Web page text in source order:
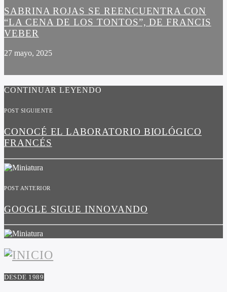
SABRINA ROJAS SE REENCUENTRA CON
“LA CENA DE LOS TONTOS”, DE FRANCIS
VEBER
27 mayo, 2025
CONTINUAR LEYENDO
POST SIGUIENTE
CONOCÉ EL LABORATORIO BIOLÓGICO
FRANCÉS
POST ANTERIOR
GOOGLE SIGUE INNOVANDO
DESDE 1989